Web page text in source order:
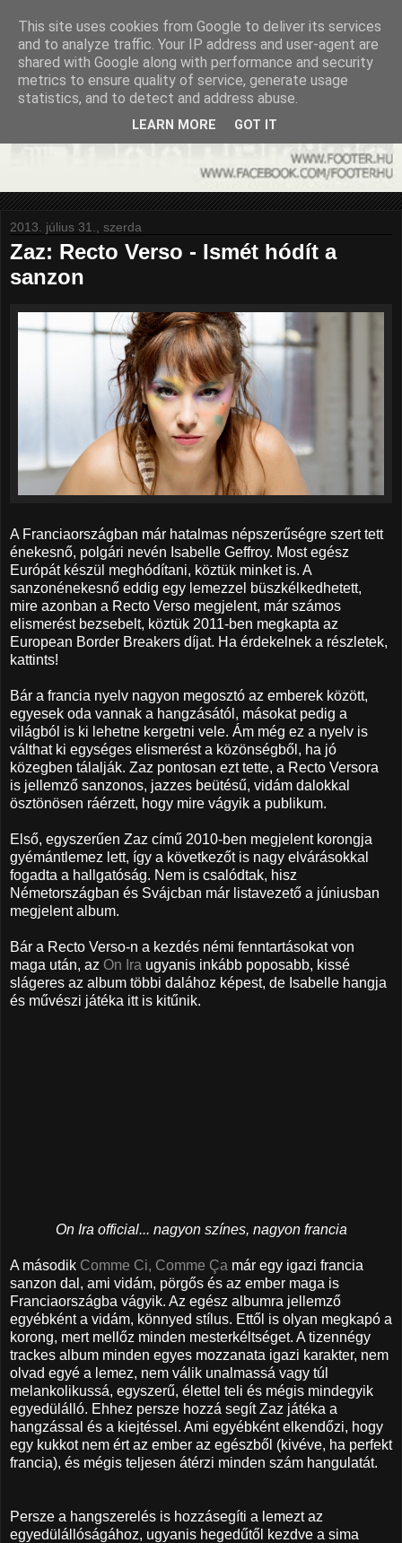
2013. július 31., szerda
Zaz: Recto Verso - Ismét hódít a
sanzon
A Franciaországban már hatalmas népszerűségre szert tett
énekesnő, polgári nevén Isabelle Geffroy. Most egész
Európát készül meghódítani, köztük minket is. A
sanzonénekesnő eddig egy lemezzel büszkélkedhetett,
mire azonban a Recto Verso megjelent, már számos
elismerést bezsebelt, köztük 2011-ben megkapta az
European Border Breakers díjat. Ha érdekelnek a részletek,
kattints!
Bár a francia nyelv nagyon megosztó az emberek között,
egyesek oda vannak a hangzásától, másokat pedig a
világból is ki lehetne kergetni vele. Ám még ez a nyelv is
válthat ki egységes elismerést a közönségből, ha jó
közegben tálalják. Zaz pontosan ezt tette, a Recto Versora
is jellemző sanzonos, jazzes beütésű, vidám dalokkal
ösztönösen ráérzett, hogy mire vágyik a publikum.
Első, egyszerűen Zaz című 2010-ben megjelent korongja
gyémántlemez lett, így a következőt is nagy elvárásokkal
fogadta a hallgatóság. Nem is csalódtak, hisz
Németországban és Svájcban már listavezető a júniusban
megjelent album.
Bár a Recto Verso-n a kezdés némi fenntartásokat von
maga után, az On Ira ugyanis inkább poposabb, kissé
slágeres az album többi dalához képest, de Isabelle hangja
és művészi játéka itt is kitűnik.
On Ira official... nagyon színes, nagyon francia
A második Comme Ci, Comme Ça már egy igazi francia
sanzon dal, ami vidám, pörgős és az ember maga is
Franciaországba vágyik. Az egész albumra jellemző
egyébként a vidám, könnyed stílus. Ettől is olyan megkapó a
korong, mert mellőz minden mesterkéltséget. A tizennégy
trackes album minden egyes mozzanata igazi karakter, nem
olvad egyé a lemez, nem válik unalmassá vagy túl
melankolikussá, egyszerű, élettel teli és mégis mindegyik
egyedülálló. Ehhez persze hozzá segít Zaz játéka a
hangzással és a kiejtéssel. Ami egyébként elkendőzi, hogy
egy kukkot nem ért az ember az egészből (kivéve, ha perfekt
francia), és mégis teljesen átérzi minden szám hangulatát.
Persze a hangszerelés is hozzásegíti a lemezt az
egyedülállóságához, ugyanis hegedűtől kezdve a sima
This site uses cookies from Google to deliver its services
and to analyze traffic. Your IP address and user-agent are
shared with Google along with performance and security
metrics to ensure quality of service, generate usage
statistics, and to detect and address abuse.
LEARN MORE GOT IT